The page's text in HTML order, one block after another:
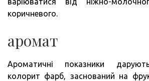
коричневого.
аромат
Ароматичні показники
колорит фарб, заснований на